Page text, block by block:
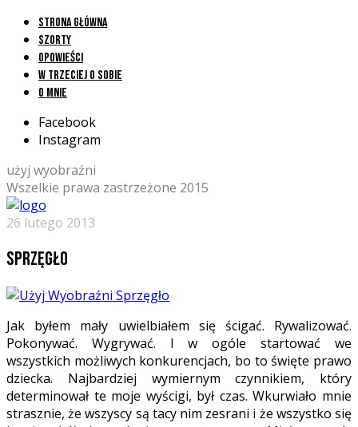
Strona główna
Szorty
Opowieści
W trzeciej o sobie
O mnie
Facebook
Instagram
użyj wyobraźni
Wszelkie prawa zastrzeżone 2015
26 lutego 2013
Sprzęgło
Jak byłem mały uwielbiałem się ścigać. Rywalizować.
Pokonywać. Wygrywać. I w ogóle startować we
wszystkich możliwych konkurencjach, bo to święte prawo
dziecka. Najbardziej wymiernym czynnikiem, który
determinował te moje wyścigi, był czas. Wkurwiało mnie
strasznie, że wszyscy są tacy nim zesrani i że wszystko się